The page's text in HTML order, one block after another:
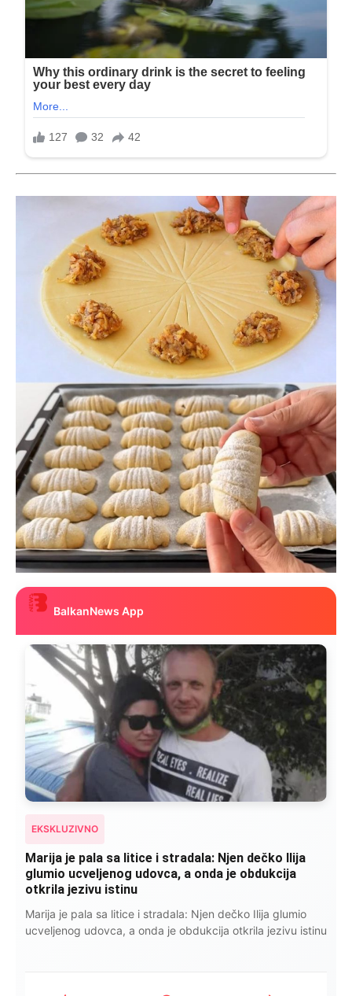
BalkanNews App
EKSKLUZIVNO
Marija je pala sa litice i stradala: Njen dečko Ilija
glumio ucveljenog udovca, a onda je obdukcija
otkrila jezivu istinu
Marija je pala sa litice i stradala: Njen dečko Ilija glumio
ucveljenog udovca, a onda je obdukcija otkrila jezivu istinu